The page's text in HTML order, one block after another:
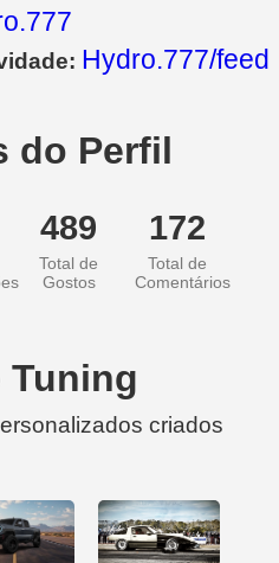
Hydro.777/feed
do Perfil
489
Total de
Gostos
172
Total de
Comentários
Tuning
criados